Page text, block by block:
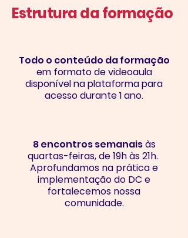
Estrutura da formação
Todo o conteúdo da formação
em formato de videoaula
disponível na plataforma para
acesso durante 1 ano.
8 encontros semanaisàs
quartas-feiras, de 19h às 21h.
Aprofundamos na prática e
implementação do DC e
fortalecemos nossa
comunidade.